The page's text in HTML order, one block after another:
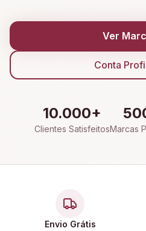
Ver
Conta
10.000+
Clientes SatisfeitosMarcas
Envio Grátis